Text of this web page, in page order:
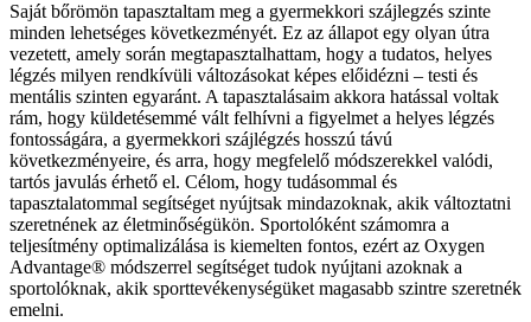
Saját bőrömön tapasztaltam meg a gyermekkori szájlegzés szinte
minden lehetséges következményét. Ez az állapot egy olyan útra
vezetett, amely során megtapasztalhattam, hogy a tudatos, helyes
légzés milyen rendkívüli változásokat képes előidézni – testi és
mentális szinten egyaránt. A tapasztalásaim akkora hatással voltak
rám, hogy küldetésemmé vált felhívni a figyelmet a helyes légzés
fontosságára, a gyermekkori szájlégzés hosszú távú
következményeire, és arra, hogy megfelelő módszerekkel valódi,
tartós javulás érhető el. Célom, hogy tudásommal és
tapasztalatommal segítséget nyújtsak mindazoknak, akik változtatni
szeretnének az életminőségükön. Sportolóként számomra a
teljesítmény optimalizálása is kiemelten fontos, ezért az Oxygen
Advantage® módszerrel segítséget tudok nyújtani azoknak a
sportolóknak, akik sporttevékenységüket magasabb szintre szeretnék
emelni.